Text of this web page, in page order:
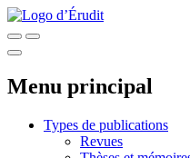
Menu principal
Types de publications
Revues